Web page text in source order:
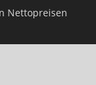
Nettopreisen